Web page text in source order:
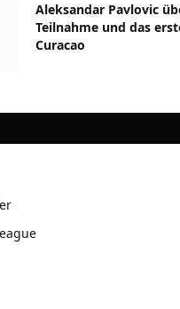
Aleksandar Pavlovic
Teilnahme und das
Curacao